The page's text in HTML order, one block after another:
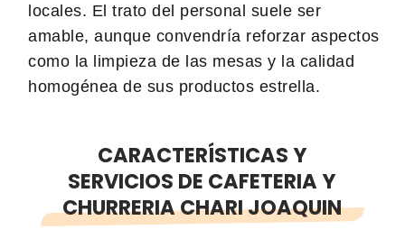
locales. El trato del personal suele ser
amable, aunque convendría reforzar aspectos
como la limpieza de las mesas y la calidad
homogénea de sus productos estrella.
CARACTERÍSTICAS Y
SERVICIOS DE CAFETERIA Y
CHURRERIA CHARI JOAQUIN